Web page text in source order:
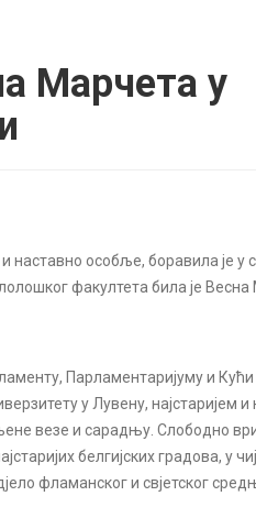
Марчета у
особље, боравила је у
факултета била је
Парламентаријуму и
у Лувену, најстаријем и
везе и сарадњу. Слободно
белгијских градова, у
фламанског и свјетског